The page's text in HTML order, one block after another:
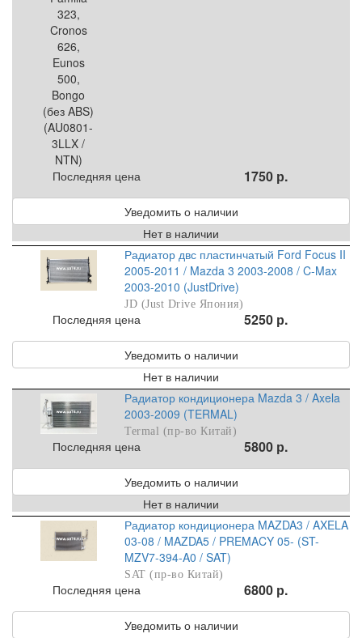
Последняя цена 1750 р.
Уведомить о наличии
Нет в наличии
Радиатор двс пластинчатый Ford Focus II
2005-2011 / Mazda 3 2003-2008 / C-Max
2003-2010 (JustDrive)
JD (Just Drive Япония)
Последняя цена 5250 р.
Уведомить о наличии
Нет в наличии
Радиатор кондиционера Mazda 3 / Axela
2003-2009 (TERMAL)
Termal (пр-во Китай)
Последняя цена 5800 р.
Уведомить о наличии
Нет в наличии
Радиатор кондиционера MAZDA3 / AXELA
03-08 / MAZDA5 / PREMACY 05- (ST-
MZV7-394-A0 / SAT)
SAT (пр-во Китай)
Последняя цена 6800 р.
Уведомить о наличии